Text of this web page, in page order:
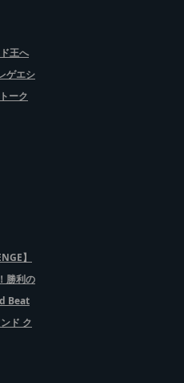
王へ
ゲエシ
ーク
】
勝利の
Beat
ド ク